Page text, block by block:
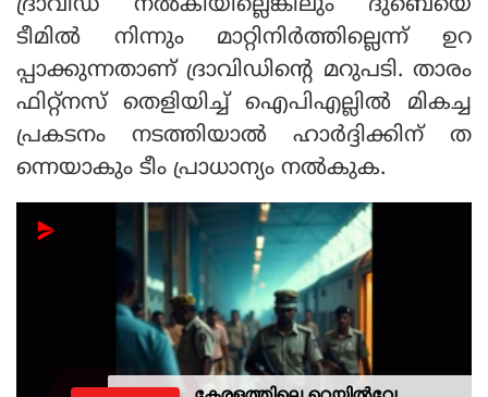
ദ്രാവിഡ് നല്‍കിയില്ലെങ്കിലും ദുബെയെ
ടീമില്‍ നിന്നും മാറ്റിനിര്‍ത്തില്ലെന്ന് ഉറ
പ്പാക്കുന്നതാണ് ദ്രാവിഡിന്റെ മറുപടി. താരം
ഫിറ്റ്‌നസ് തെളിയിച്ച് ഐപിഎല്ലില്‍ മികച്ച
പ്രകടനം നടത്തിയാല്‍ ഹാര്‍ദ്ദിക്കിന് ത
ന്നെയാകും ടീം പ്രാധാന്യം നല്‍കുക.